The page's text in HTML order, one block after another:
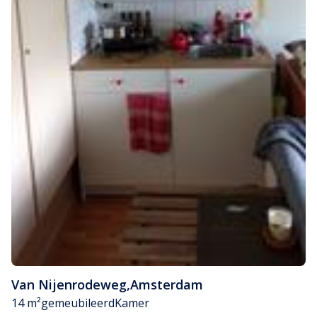
Van Nijenrodeweg,Amsterdam
14 m²gemeubileerdKamer